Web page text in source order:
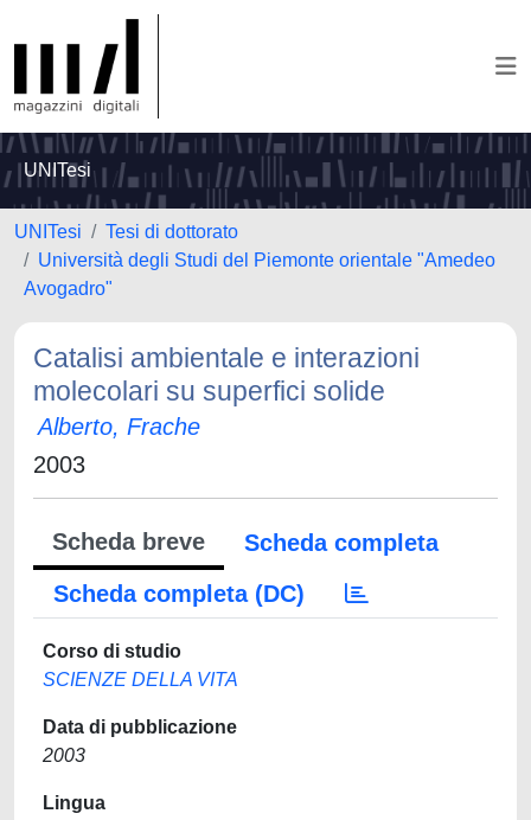
UNITesi
UNITesi
Tesi di dottorato
Università degli Studi del Piemonte orientale "Amedeo
Avogadro"
Catalisi ambientale e interazioni
molecolari su superfici solide
Alberto, Frache
2003
Scheda breve
Scheda completa
Scheda completa (DC)
Corso di studio
SCIENZE DELLA VITA
Data di pubblicazione
2003
Lingua